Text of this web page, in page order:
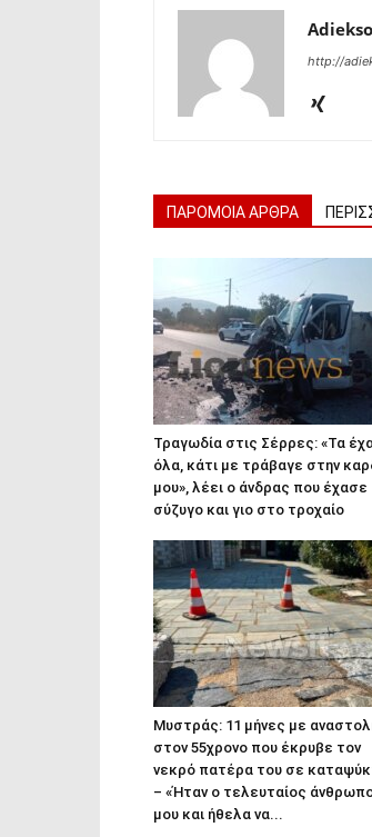
http://
ΠΑΡΟΜΟΙΑ ΑΡΘΡΑ
Τραγωδία στις Σέρρες: «Τα
όλα, κάτι με τράβαγε στην
μου», λέει ο άνδρας που έχασε
σύζυγο και γιο στο τροχαίο
Μυστράς: 11 μήνες με
στον 55χρονο που έκρυβε τον
νεκρό πατέρα του σε
– «Ήταν ο τελευταίος
μου και ήθελα να...